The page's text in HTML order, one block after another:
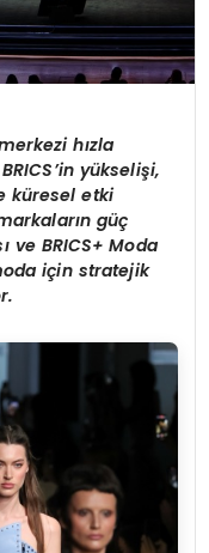
hızla
’in yükselişi,
küresel etki
ın güç
ı ve BRICS+ Moda
için stratejik